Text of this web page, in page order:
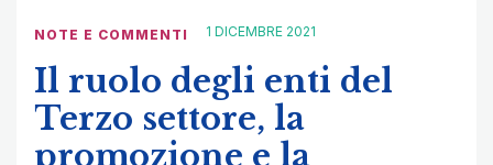
NOTE E COMMENTI 1 DICEMBRE 2021
Il ruolo degli enti del
Terzo settore, la
promozione e la